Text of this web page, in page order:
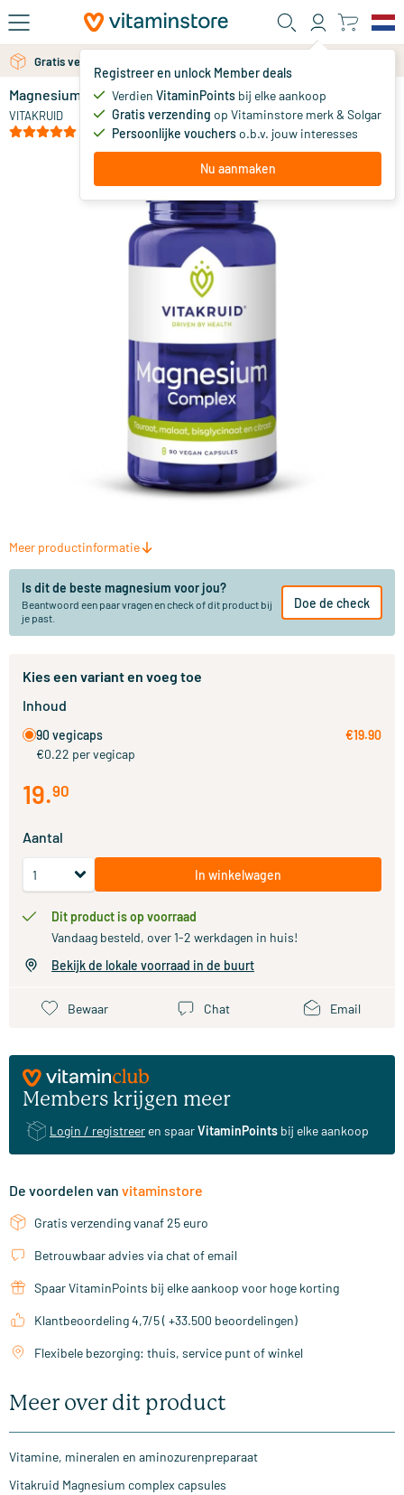
Ga naar de hoofdinhoud
Registreer en unlock Member deals
Verdien VitaminPoints bij elke aankoop
Gratis verzending op Vitaminstore merk & Solgar
Persoonlijke voucherso.b.v. jouw interesses
Nu aanmaken
Gratis persoonlijk advies via chat of email
Magnesium Complex
VITAKRUID
19.
Meer productinformatie
Is dit de beste magnesium voor jou?
Beantwoord een paar vragen en check of dit product bij
je past.
Doe de check
Kies een variant en voeg toe
Inhoud
90 vegicaps
€0.22 per vegicap
€19.90
19.90
Aantal
In winkelwagen
Dit product is op voorraad
Vandaag besteld, over 1-2 werkdagen in huis!
Bekijk de lokale voorraad in de buurt
Bewaar Chat Email
Members krijgen meer
Login / registreer en spaarVitaminPoints bij elke aankoop
De voordelen van vitaminstore
Gratis verzending vanaf 25 euro
Betrouwbaar advies via chat of email
Spaar VitaminPoints bij elke aankoop voor hoge korting
Klantbeoordeling 4,7/5 ( +33.500 beoordelingen)
Flexibele bezorging: thuis, service punt of winkel
Meer over dit product
Vitamine, mineralen en aminozurenpreparaat
Vitakruid Magnesium complex capsules